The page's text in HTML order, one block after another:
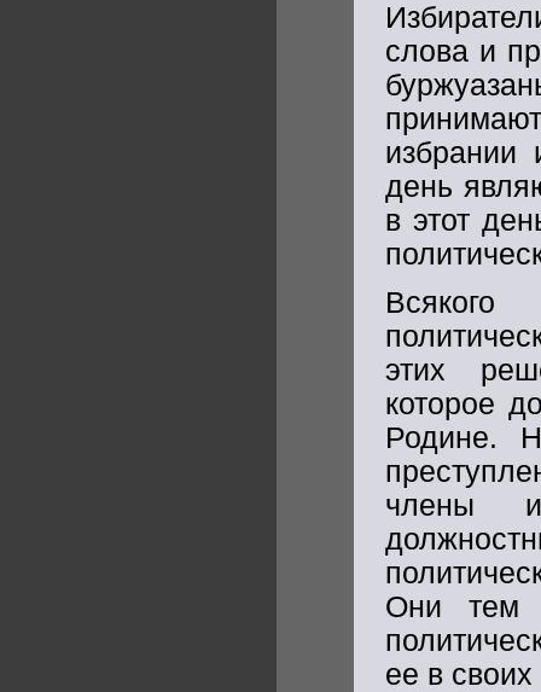
слова и
день
в этот
этих
которое
Родине.
члены
Они тем
ее в